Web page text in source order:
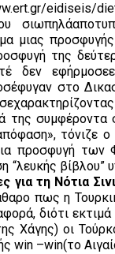
eidiseis/
μιας
της
δεν
στο
της
τόνιζε ο
προσφυγή των
“λευκής βίβλου”
για τη Νότια
πως η
διότι
Χάγης) οι
win –win(το